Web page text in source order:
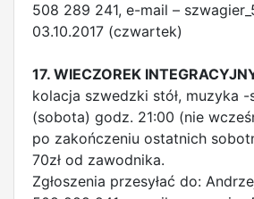
508 289 241, e-mail –
03.10.2017 (czwartek)
17. WIECZOREK
kolacja szwedzki stół, muzyka -
(sobota) godz. 21:00 (nie
po zakończeniu ostatnich
70zł od zawodnika.
Zgłoszenia przesyłać do: